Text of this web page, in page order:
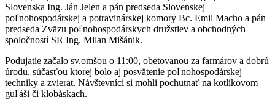
Slovenska Ing. Ján Jelen a pán predseda Slovenskej
poľnohospodárskej a potravinárskej komory Bc. Emil Macho a pán
predseda Zväzu poľnohospodárskych družstiev a obchodných
spoločností SR Ing. Milan Mišánik.
Podujatie začalo sv.omšou o 11:00, obetovanou za farmárov a dobrú
úrodu, súčasťou ktorej bolo aj posvätenie poľnohospodárskej
techniky a zvierat. Návštevníci si mohli pochutnať na kotlíkovom
guľáši či klobáskach.